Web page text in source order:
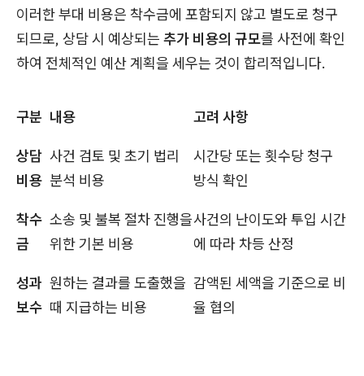
이러한 부대 비용은 착수금에 포함되지 않고 별도로 청구
되므로, 상담 시 예상되는 추가 비용의 규모를 사전에 확인
하여 전체적인 예산 계획을 세우는 것이 합리적입니다.
구분 내용 고려 사항
상담
비용
사건 검토 및 초기 법리
분석 비용
시간당 또는 횟수당 청구
방식 확인
착수
금
소송 및 불복 절차 진행을
위한 기본 비용
사건의 난이도와 투입 시간
에 따라 차등 산정
성과
보수
원하는 결과를 도출했을
때 지급하는 비용
감액된 세액을 기준으로 비
율 협의